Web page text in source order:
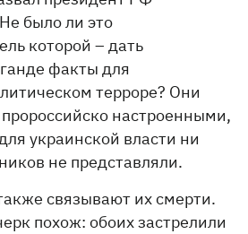
было ли это
которой – дать
факты для
терроре? Они
настроенными,
украинской власти ни
не представляли.
связывают их смерти.
похож: обоих застрелили